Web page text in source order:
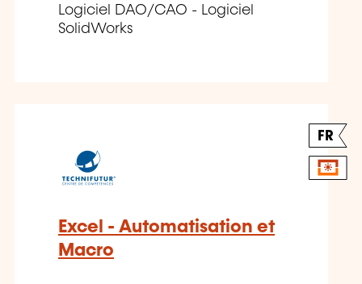
Logiciel DAO/CAO - Logiciel
SolidWorks
FR
Excel - Automatisation et
Macro